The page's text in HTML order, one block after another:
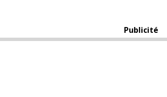
Publicité